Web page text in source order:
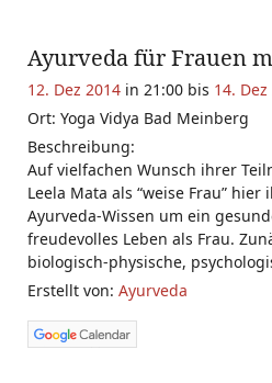
Ayurveda für Frauen
12. Dez 2014 in 21:00 bis 14.
Ort: Yoga Vidya Bad Meinberg
Beschreibung:
Auf vielfachen Wunsch ihrer
Leela Mata als “weise Frau” hier
Ayurveda-Wissen um ein
freudevolles Leben als Frau.
biologisch-physische,
Erstellt von: Ayurveda